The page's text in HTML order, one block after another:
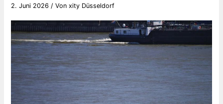
2. Juni 2026 / Vonxity Düsseldorf